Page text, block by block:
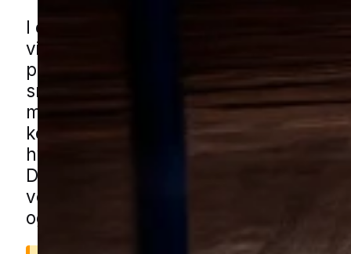
I et område med blandede boligtyper
villaveje opstår udfordringen ofte
placeres i udhæng, carporte, skure
småbygninger tæt på
mærkes tit, når man bruger haven,
kompost, eller færdes mellem hus og
hvor hvepsene gerne vælger skjulte
Du kan få hvepsehjælp i Brejning
vores lokale partnere. Udfyld blot
og vi forbinder dig med en lokal